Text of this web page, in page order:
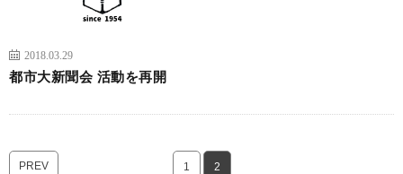
2018.03.29
都市大新聞会 活動を再開
PREV 1 2